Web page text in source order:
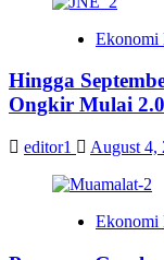
Ekonomi
Hingga
Ongkir Mulai
editor1 August 4,
Ekonomi